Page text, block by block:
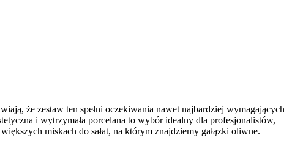
że zestaw ten spełni oczekiwania nawet najbardziej wymagających
i wytrzymała porcelana to wybór idealny dla profesjonalistów,
miskach do sałat, na którym znajdziemy gałązki oliwne.